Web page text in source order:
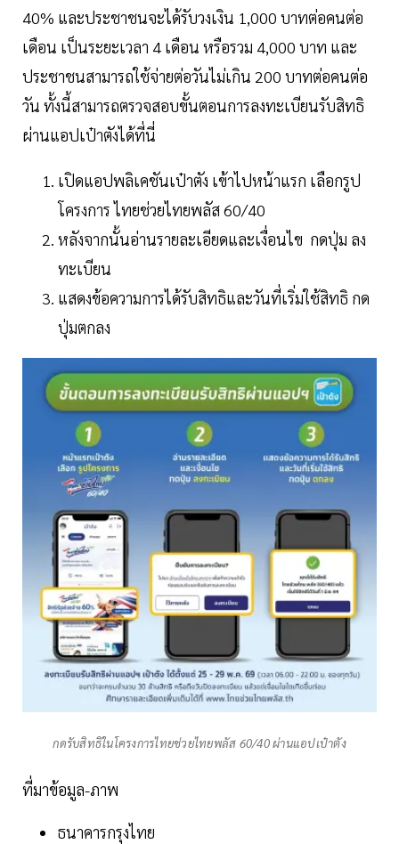
40% และประชาชนจะได้รับวงเงิน 1,000 บาทต่อคนต่อ
เดือน เป็นระยะเวลา 4 เดือน หรือรวม 4,000 บาท และ
ประชาชนสามารถใช้จ่ายต่อวันไม่เกิน 200 บาทต่อคนต่อ
วัน ทั้งนี้สามารถตรวจสอบขั้นตอนการลงทะเบียนรับสิทธิ
ผ่านแอปเป๋าตังได้ที่นี่
เปิดแอปพลิเคชันเป๋าตัง เข้าไปหน้าแรก เลือกรูป
โครงการ ไทยช่วยไทยพลัส 60/40
หลังจากนั้นอ่านรายละเอียดและเงื่อนไข กดปุ่ม ลง
ทะเบียน
แสดงข้อความการได้รับสิทธิและวันที่เริ่มใช้สิทธิ กด
ปุ่มตกลง
กดรับสิทธิในโครงการไทยช่วยไทยพลัส 60/40 ผ่านแอปเป๋าตัง
ที่มาข้อมูล-ภาพ
ธนาคารกรุงไทย